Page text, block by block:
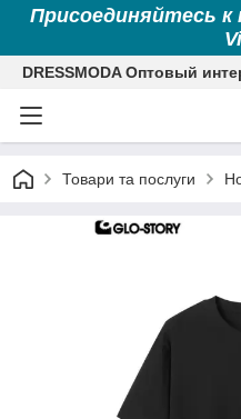
Присоединяйтесь
DRESSMODA Оптовый
Товари та послуги